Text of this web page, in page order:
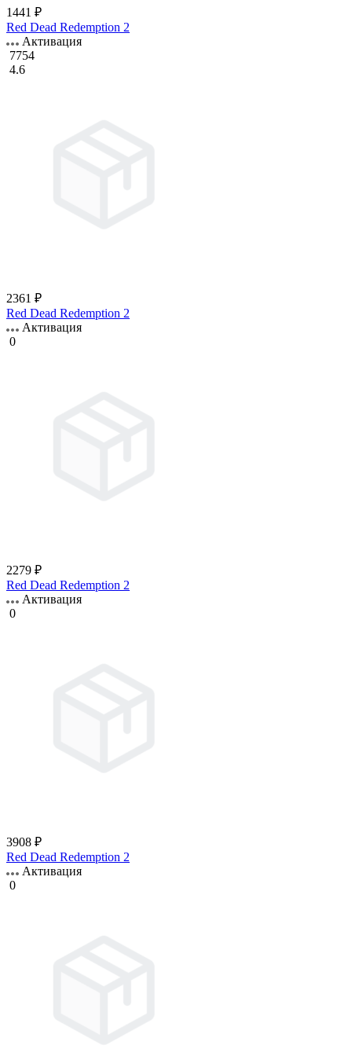
1441 ₽
Red Dead Redemption 2
Активация
7754
4.6
2361 ₽
Red Dead Redemption 2
Активация
0
2279 ₽
Red Dead Redemption 2
Активация
0
3908 ₽
Red Dead Redemption 2
Активация
0